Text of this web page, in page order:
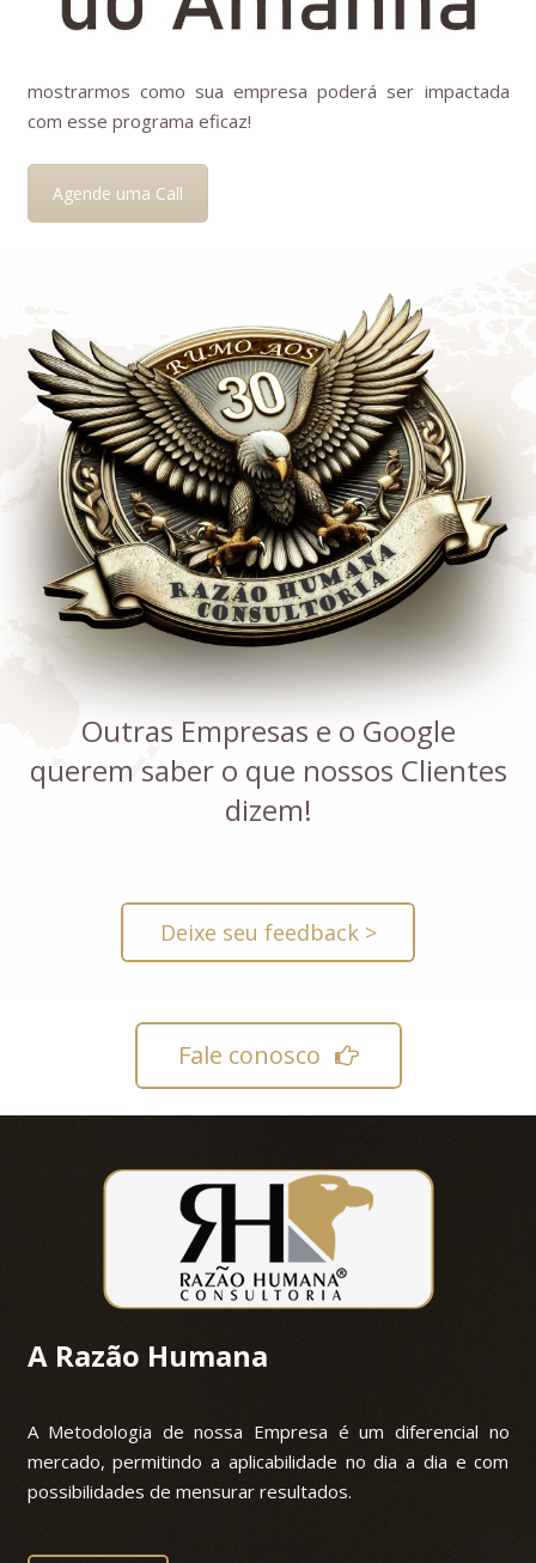
mostrarmos como sua empresa poderá ser impactada
com esse programa eficaz!
Agende uma Call
Outras Empresas e o Google
querem saber o que nossos Clientes
dizem!
Deixe seu feedback >
Fale conosco
A Razão Humana
A Metodologia de nossa Empresa é um diferencial no
mercado, permitindo a aplicabilidade no dia a dia e com
possibilidades de mensurar resultados.